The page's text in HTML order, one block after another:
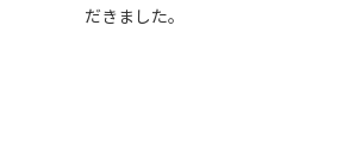
だきました。